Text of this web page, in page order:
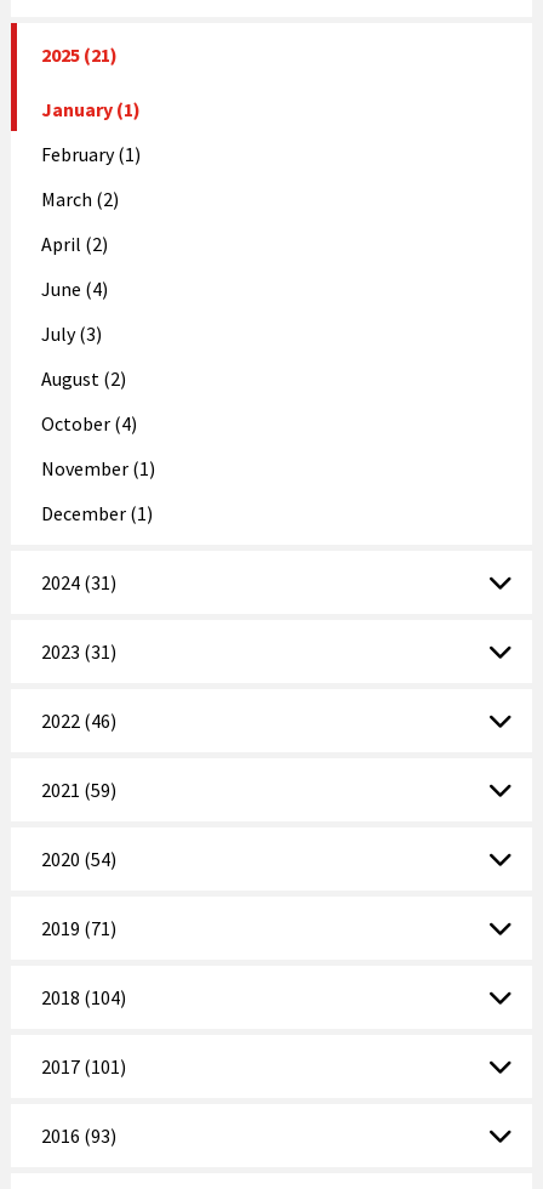
2025 (21)
January (1)
February (1)
March (2)
April (2)
June (4)
July (3)
August (2)
October (4)
November (1)
December (1)
2024 (31)
2023 (31)
2022 (46)
2021 (59)
2020 (54)
2019 (71)
2018 (104)
2017 (101)
2016 (93)